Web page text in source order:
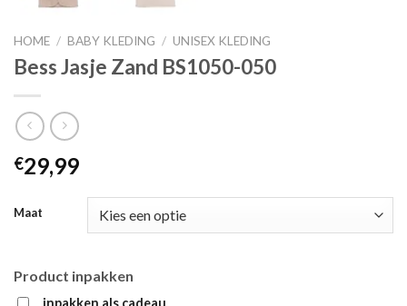
HOME / BABY KLEDING / UNISEX KLEDING
Bess Jasje Zand BS1050-050
€29,99
Maat
Product inpakken
inpakken als cadeau